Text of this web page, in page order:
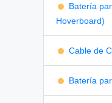
Batería
Hoverboard)
Cable de
Batería